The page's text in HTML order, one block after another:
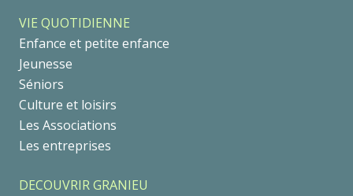
VIE QUOTIDIENNE
Enfance et petite enfance
Jeunesse
Séniors
Culture et loisirs
Les Associations
Les entreprises
DECOUVRIR GRANIEU